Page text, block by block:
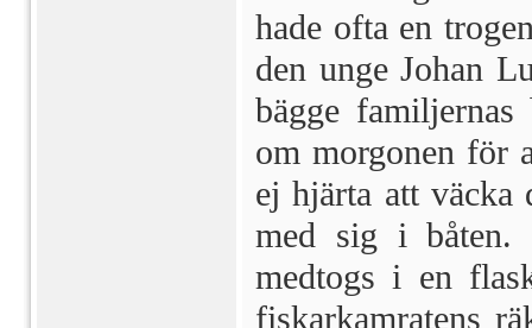
hade ofta en
den unge Johan
bägge
om morgonen för
ej hjärta att väcka
med sig i båten.
medtogs i en
fiskarkamratens